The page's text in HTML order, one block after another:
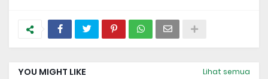
YOU MIGHT LIKE Lihat semua